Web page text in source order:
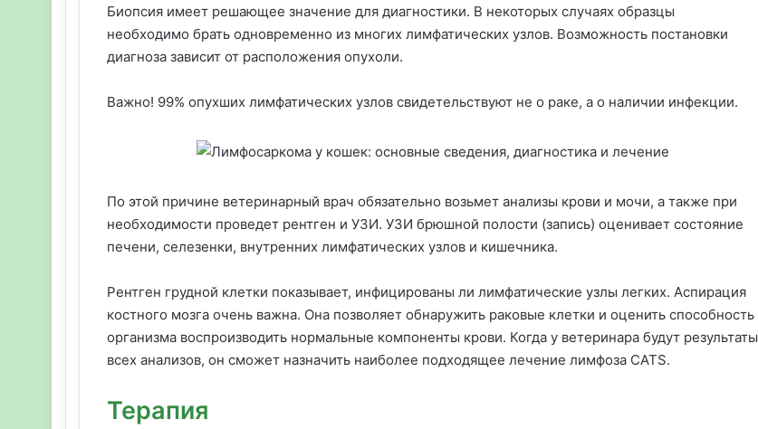
Биопсия имеет решающее значение для диагностики. В некоторых случаях образцы
необходимо брать одновременно из многих лимфатических узлов. Возможность постановки
диагноза зависит от расположения опухоли.
Важно! 99% опухших лимфатических узлов свидетельствуют не о раке, а о наличии инфекции.
По этой причине ветеринарный врач обязательно возьмет анализы крови и мочи, а также при
необходимости проведет рентген и УЗИ. УЗИ брюшной полости (запись) оценивает состояние
печени, селезенки, внутренних лимфатических узлов и кишечника.
Рентген грудной клетки показывает, инфицированы ли лимфатические узлы легких. Аспирация
костного мозга очень важна. Она позволяет обнаружить раковые клетки и оценить способность
организма воспроизводить нормальные компоненты крови. Когда у ветеринара будут результаты
всех анализов, он сможет назначить наиболее подходящее лечение лимфоза CATS.
Терапия